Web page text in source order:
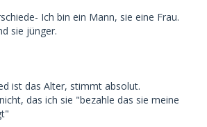
Urlaub,
fahrbaren Untersatz.
Frau draufzugießen" gibt mir doch
"mir erklärt was sie pro Stunde oder
Ich bin ein Mann, sie eine Frau.
sie jünger.
ist das Alter, stimmt absolut.
das ich sie "bezahle das sie meine